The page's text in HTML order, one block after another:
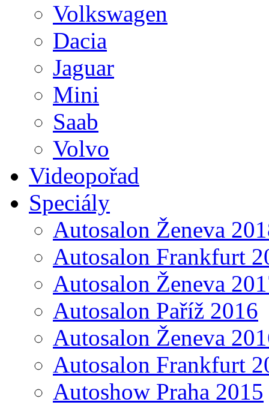
Volkswagen
Dacia
Jaguar
Mini
Saab
Volvo
Videopořad
Speciály
Autosalon Ženeva
Autosalon Frankfurt
Autosalon Ženeva
Autosalon Paříž 2016
Autosalon Ženeva
Autosalon Frankfurt
Autoshow Praha 2015